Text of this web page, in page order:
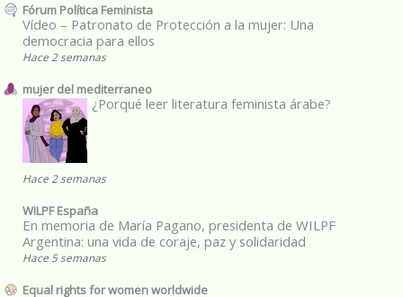
Fórum Política Feminista
Vídeo – Patronato de Protección a la mujer: Una
democracia para ellos
Hace 2 semanas
mujer del mediterraneo
¿Porqué leer literatura feminista árabe?
Hace 2 semanas
WILPF España
En memoria de María Pagano, presidenta de WILPF
Argentina: una vida de coraje, paz y solidaridad
Hace 5 semanas
Equal rights for women worldwide